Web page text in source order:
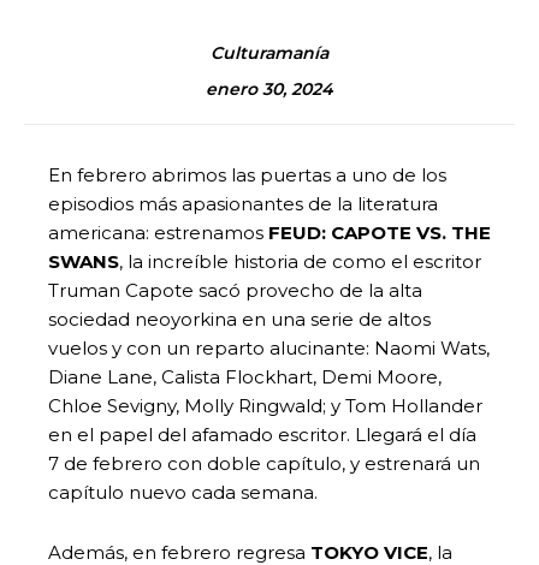
Culturamanía
enero 30, 2024
En febrero abrimos las puertas a uno de los
episodios más apasionantes de la literatura
americana: estrenamos FEUD: CAPOTE VS. THE
SWANS, la increíble historia de como el escritor
Truman Capote sacó provecho de la alta
sociedad neoyorkina en una serie de altos
vuelos y con un reparto alucinante: Naomi Wats,
Diane Lane, Calista Flockhart, Demi Moore,
Chloe Sevigny, Molly Ringwald; y Tom Hollander
en el papel del afamado escritor. Llegará el día
7 de febrero con doble capítulo, y estrenará un
capítulo nuevo cada semana.
Además, en febrero regresa TOKYO VICE, la